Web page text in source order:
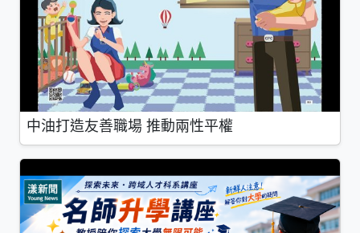
中油打造友善職場 推動兩性平權